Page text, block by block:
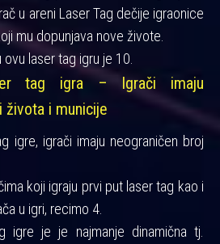
u areni Laser Tag dečije igraonice
mu dopunjava nove živote.
laser tag igru je 10.
tag igra – Igrači imaju
života i municije
igre, igrači imaju neograničen broj
koji igraju prvi put laser tag kao i
u igri, recimo 4.
igre je je najmanje dinamična tj.